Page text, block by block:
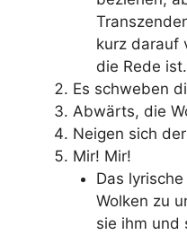
kurz darauf
die Rede ist.
Es schweben
Abwärts, die
Neigen sich
Mir! Mir!
Das
Wolken zu
sie ihm und